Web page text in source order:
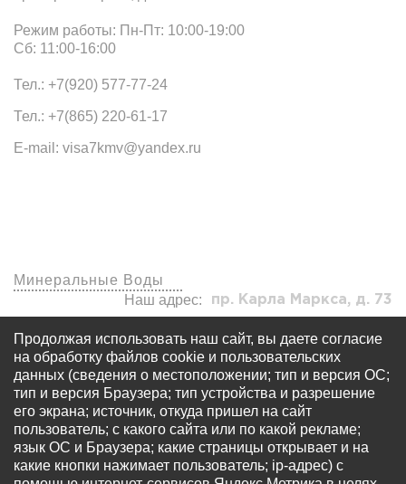
Режим работы: Пн-Пт: 10:00-19:00
Сб: 11:00-16:00
Тел.: +7(920) 577-77-24
Тел.: +7(865) 220-61-17
E-mail: visa7kmv@yandex.ru
Минеральные Воды
Наш адрес:
пр. Карла Маркса, д. 73
visa7kmv@yandex.ru
+7 (920) 577-77-24
Продолжая использовать наш сайт, вы даете согласие
на обработку файлов cookie и пользовательских
данных (сведения о местоположении; тип и версия ОС;
тип и версия Браузера; тип устройства и разрешение
его экрана; источник, откуда пришел на сайт
пользователь; с какого сайта или по какой рекламе;
язык ОС и Браузера; какие страницы открывает и на
какие кнопки нажимает пользователь; ip-адрес) с